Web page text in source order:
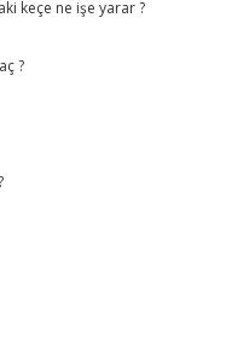
keçe ne işe yarar ?
?